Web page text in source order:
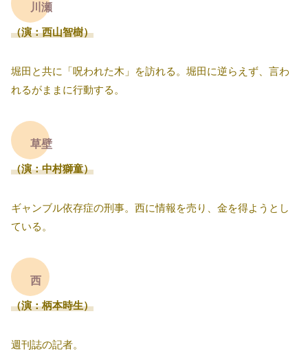
川瀬
（演：西山智樹）
堀田と共に「呪われた木」を訪れる。堀田に逆らえず、言わ
れるがままに行動する。
草壁
（演：中村獅童）
ギャンブル依存症の刑事。西に情報を売り、金を得ようとし
ている。
西
（演：柄本時生）
週刊誌の記者。